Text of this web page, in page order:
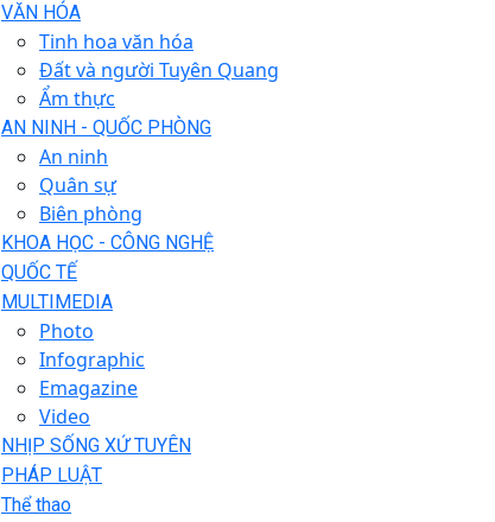
VĂN HÓA
Tinh hoa văn hóa
Đất và người Tuyên Quang
Ẩm thực
AN NINH - QUỐC PHÒNG
An ninh
Quân sự
Biên phòng
KHOA HỌC - CÔNG NGHỆ
QUỐC TẾ
MULTIMEDIA
Photo
Infographic
Emagazine
Video
NHỊP SỐNG XỨ TUYÊN
PHÁP LUẬT
Thể thao